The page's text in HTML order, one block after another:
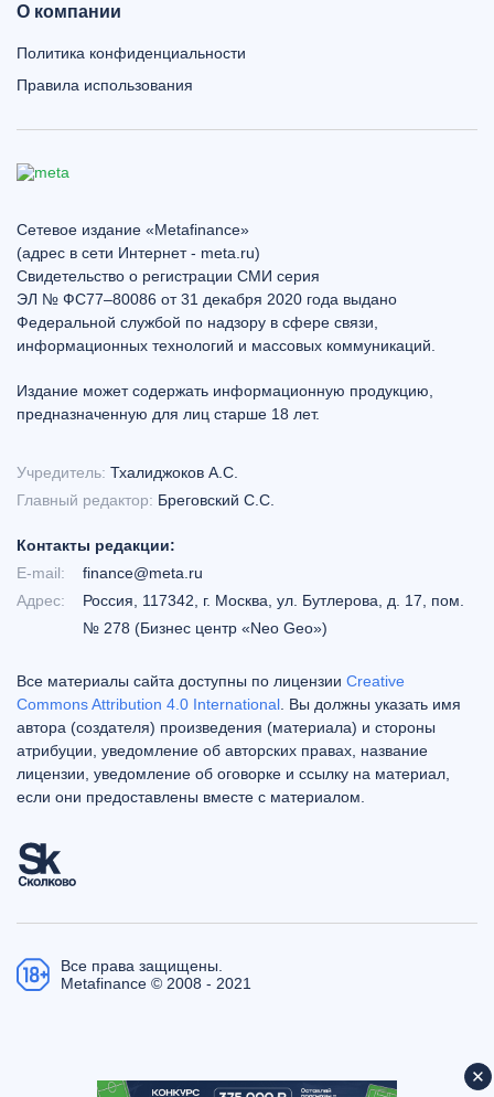
О компании
Политика конфиденциальности
Правила использования
Сетевое издание «Metafinance»
(адрес в сети Интернет - meta.ru)
Свидетельство о регистрации СМИ серия
ЭЛ № ФС77–80086 от 31 декабря 2020 года выдано
Федеральной службой по надзору в сфере связи,
информационных технологий и массовых коммуникаций.
Издание может содержать информационную продукцию,
предназначенную для лиц старше 18 лет.
Учредитель: Тхалиджоков А.С.
Главный редактор: Бреговский С.С.
Контакты редакции:
E-mail:
finance@meta.ru
Адрес:
Россия, 117342, г. Москва, ул. Бутлерова, д. 17, пом.
№ 278 (Бизнес центр «Neo Geo»)
Все материалы сайта доступны по лицензии Creative
Commons Attribution 4.0 International . Вы должны указать имя
автора (создателя) произведения (материала) и стороны
атрибуции, уведомление об авторских правах, название
лицензии, уведомление об оговорке и ссылку на материал,
если они предоставлены вместе с материалом.
Все права защищены.
Metafinance © 2008 - 2021